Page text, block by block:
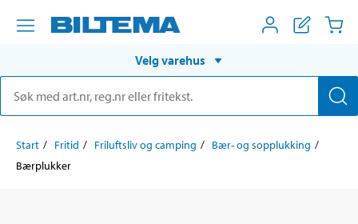
Velg varehus
Start Fritid Friluftsliv og camping
Bær- og sopplukking
Bærplukker